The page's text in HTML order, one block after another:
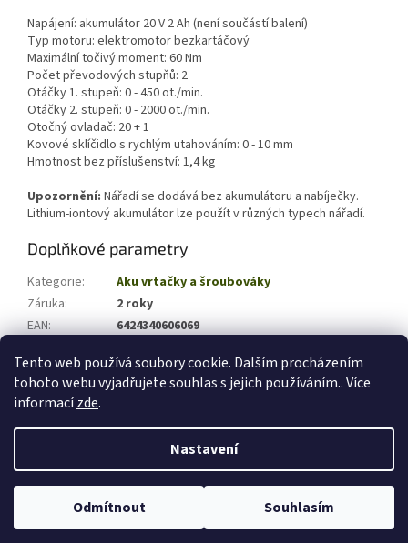
Tento web používá soubory cookie. Dalším procházením
tohoto webu vyjadřujete souhlas s jejich používáním.. Více
informacízde.
Nastavení
Odmítnout Souhlasím
Napájení: akumulátor 20 V 2 Ah (není součástí balení)
Typ motoru: elektromotor bezkartáčový
Maximální točivý moment: 60 Nm
Počet převodových stupňů: 2
Otáčky 1. stupeň: 0 - 450 ot./min.
Otáčky 2. stupeň: 0 - 2000 ot./min.
Otočný ovladač: 20 + 1
Kovové sklíčidlo s rychlým utahováním: 0 - 10 mm
Hmotnost bez příslušenství: 1,4 kg
Upozornění: Nářadí se dodává bez akumulátoru a nabíječky.
Lithium-iontový akumulátor lze použít v různých typech nářadí.
Doplňkové parametry
Kategorie:
Aku vrtačky a šroubováky
Záruka:
2 roky
EAN:
6424340606069
Copyright 2026zahradni-technika-shop.cz. Všechna práva